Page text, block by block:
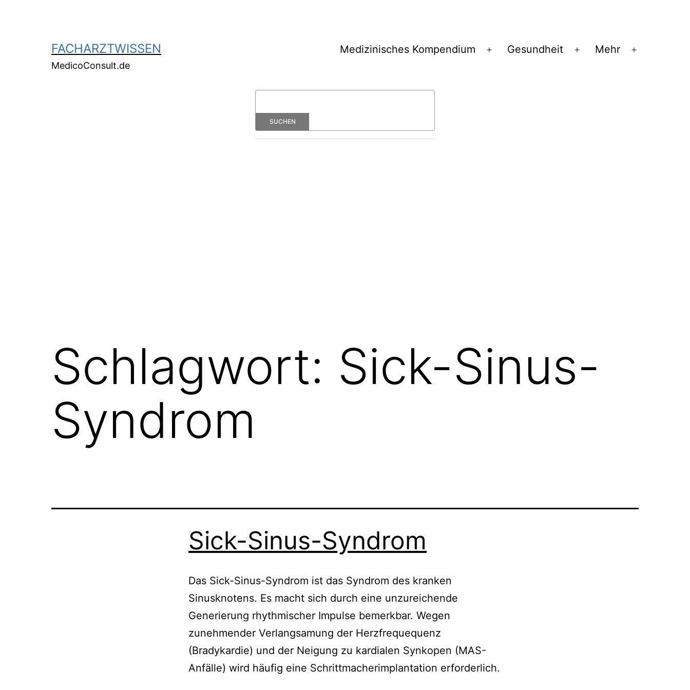
FACHARZTWISSEN
MedicoConsult.de
Medizinisches Kompendium
Menü
Gesundheit
Menü
Mehr
Schlagwort: Sick-Sinus-
Syndrom
Sick-Sinus-Syndrom
Das Sick-Sinus-Syndrom ist das Syndrom des kranken
Sinusknotens. Es macht sich durch eine unzureichende
Generierung rhythmischer Impulse bemerkbar. Wegen
zunehmender Verlangsamung der Herzfrequequenz
(Bradykardie) und der Neigung zu kardialen Synkopen (MAS-
Anfälle) wird häufig eine Schrittmacherimplantation erforderlich.